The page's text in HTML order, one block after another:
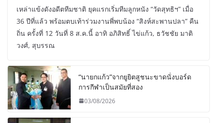
เหล่าแข้งดังอดีตทีมชาติ ยุคแรกเริ่มทีมลูกหนัง “วัดสุทธิฯ” เมื่อ
36 ปีที่แล้ว พร้อมตบเท้าร่วมงานพี่พบน้อง “สิงห์สะพานปลา” คืน
ถิ่น ครั้งที่ 12 วันที่ 8 ส.ค.นี้ อาทิ อภิสิทธิ์ ไข่แก้ว, ธวัชชัย มาติ
วงศ์, สุบรรณ
“นายกแก้ว”จากยูยิตสูชนะขาดนั่งบอร์ด
การกีฬาเป็นสมัยที่สอง
03/08/2026